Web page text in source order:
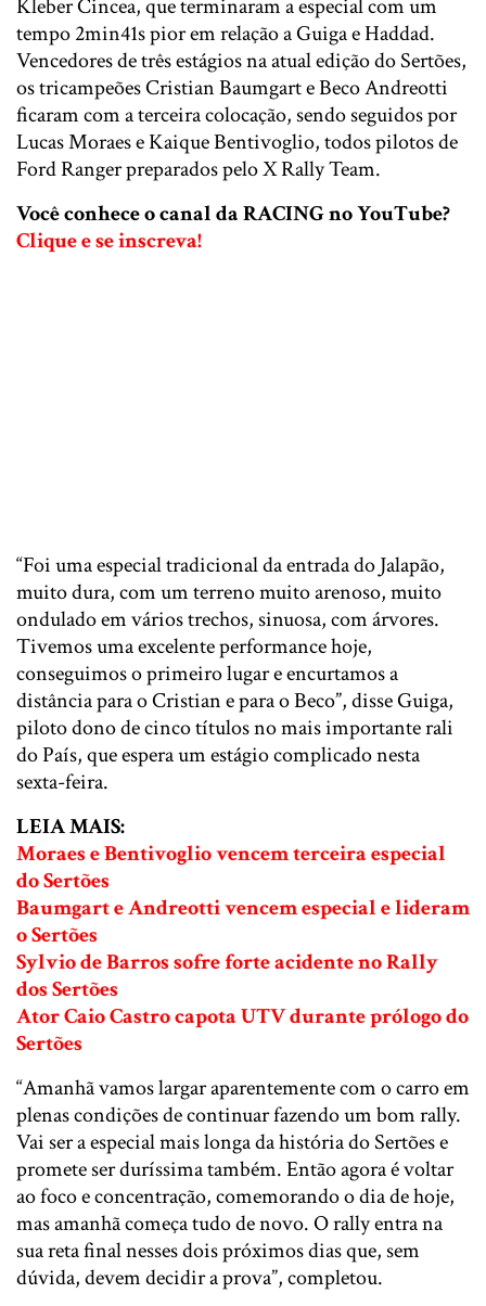
Kleber Cincea, que terminaram a especial com um
tempo 2min41s pior em relação a Guiga e Haddad.
Vencedores de três estágios na atual edição do Sertões,
os tricampeões Cristian Baumgart e Beco Andreotti
ficaram com a terceira colocação, sendo seguidos por
Lucas Moraes e Kaique Bentivoglio, todos pilotos de
Ford Ranger preparados pelo X Rally Team.
Você conhece o canal da RACING no YouTube?
Clique e se inscreva!
“Foi uma especial tradicional da entrada do Jalapão,
muito dura, com um terreno muito arenoso, muito
ondulado em vários trechos, sinuosa, com árvores.
Tivemos uma excelente performance hoje,
conseguimos o primeiro lugar e encurtamos a
distância para o Cristian e para o Beco”, disse Guiga,
piloto dono de cinco títulos no mais importante rali
do País, que espera um estágio complicado nesta
sexta-feira.
LEIA MAIS:
Moraes e Bentivoglio vencem terceira especial
do Sertões
Baumgart e Andreotti vencem especial e lideram
o Sertões
Sylvio de Barros sofre forte acidente no Rally
dos Sertões
Ator Caio Castro capota UTV durante prólogo do
Sertões
“Amanhã vamos largar aparentemente com o carro em
plenas condições de continuar fazendo um bom rally.
Vai ser a especial mais longa da história do Sertões e
promete ser duríssima também. Então agora é voltar
ao foco e concentração, comemorando o dia de hoje,
mas amanhã começa tudo de novo. O rally entra na
sua reta final nesses dois próximos dias que, sem
dúvida, devem decidir a prova”, completou.